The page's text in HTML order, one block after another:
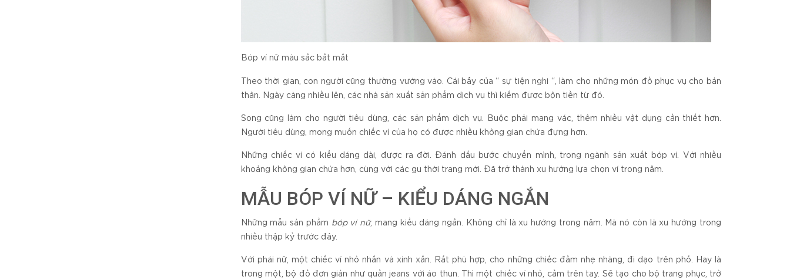
Bóp ví nữ màu sắc bắt mắt
Theo thời gian, con người cũng thường vướng vào. Cái bẫy của “ sự tiện nghi “, làm cho những món đồ phục vụ cho bản
thân. Ngày càng nhiều lên, các nhà sản xuất sản phẩm dịch vụ thì kiếm được bộn tiền từ đó.
Song cũng làm cho người tiêu dùng, các sản phẩm dịch vụ. Buộc phải mang vác, thêm nhiều vật dụng cần thiết hơn.
Người tiêu dùng, mong muốn chiếc ví của họ có được nhiều không gian chứa đựng hơn.
Những chiếc ví có kiểu dáng dài, được ra đời. Đánh dấu bước chuyển mình, trong ngành sản xuất bóp ví. Với nhiều
khoảng không gian chứa hơn, cùng với các gu thời trang mới. Đã trở thành xu hướng lựa chọn ví trong năm.
MẪU BÓP VÍ NỮ – KIỂU DÁNG NGẮN
Những mẫu sản phẩm bóp ví nữ, mang kiểu dáng ngắn. Không chỉ là xu hướng trong năm. Mà nó còn là xu hướng trong
nhiều thập kỷ trước đây.
Với phái nữ, một chiếc ví nhỏ nhắn và xinh xắn. Rất phù hợp, cho những chiếc đầm nhẹ nhàng, đi dạo trên phố. Hay là
trong một, bộ đồ đơn giản như quần jeans với áo thun. Thì một chiếc ví nhỏ, cầm trên tay. Sẽ tạo cho bộ trang phục, trở